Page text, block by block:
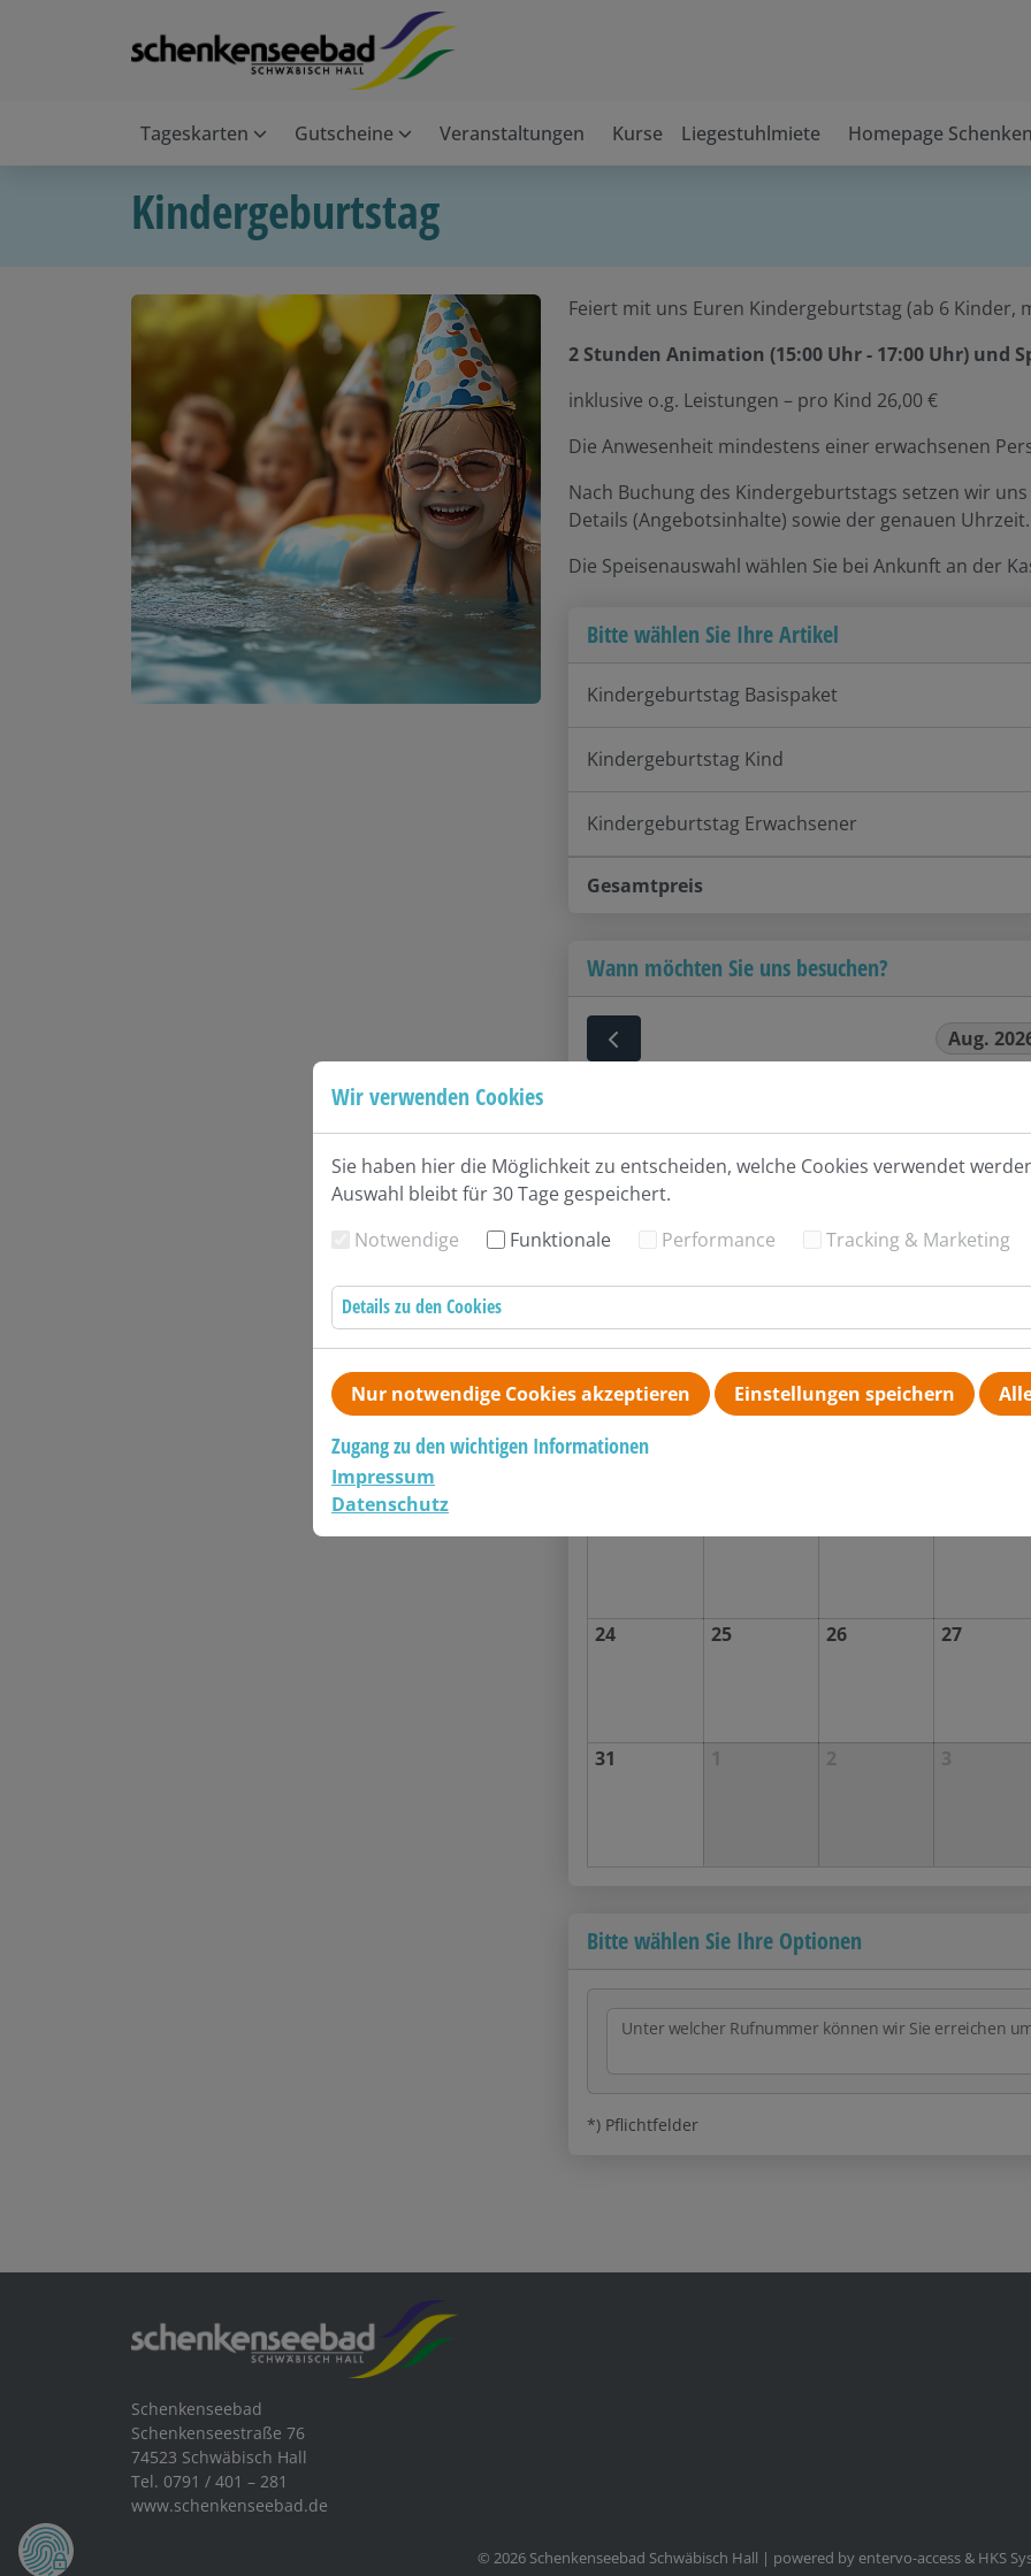
Tageskarten Gutscheine Veranstaltungen Kurse Liegestuhlmiete Homepage
Kindergeburtstag
Feiert mit uns Euren Kindergeburtstag (ab 6 Kinder,
2 Stunden Animation (15:00 Uhr - 17:00 Uhr) und
inklusive o.g. Leistungen – pro Kind 26,00 €
Die Anwesenheit mindestens einer erwachsenen
Nach Buchung des Kindergeburtstags setzen wir
Details (Angebotsinhalte) sowie der genauen Uhrzeit.
Die Speisenauswahl wählen Sie bei Ankunft an der
Bitte wählen Sie Ihre Artikel
Kindergeburtstag Basispaket
Kindergeburtstag Kind
Kindergeburtstag Erwachsener
Gesamtpreis
Wann möchten Sie uns besuchen?
Aug.
27
28 29 30
10 11 12 13
24 25 26 27
31 1 2 3
Bitte wählen Sie Ihre Optionen
*) Pflichtfelder
Schenkenseebad
Schenkenseestraße 76
74523 Schwäbisch Hall
Tel. 0791 / 401 – 281
www.schenkenseebad.de
© 2026 Schenkenseebad Schwäbisch Hall | powered by entervo-access & HKS
Wir verwenden Cookies
Sie haben hier die Möglichkeit zu entscheiden, welche Cookies verwendet
Auswahl bleibt für 30 Tage gespeichert.
Notwendige
Funktionale Performance Tracking & Marketing
Details zu den Cookies
Nur notwendige Cookies akzeptieren Einstellungen speichern
Zugang zu den wichtigen Informationen
Impressum
Datenschutz